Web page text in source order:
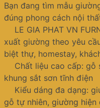
Bạn đang tìm mẫu
đúng phong cách nội
LE GIA PHAT VN
xuất giường theo yêu
biệt thự, homestay,
Chất liệu cao cấp: gỗ
khung sắt sơn tĩnh điện
Kiểu dáng đa dạng:
gỗ tự nhiên, giường